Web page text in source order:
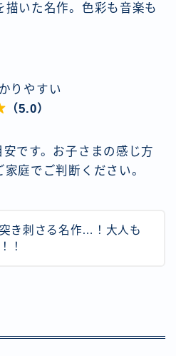
いた名作。色彩も音楽も
りやすい
（5.0）
です。お子さまの感じ方
庭でご判断ください。
き刺さる名作…！大人も
！